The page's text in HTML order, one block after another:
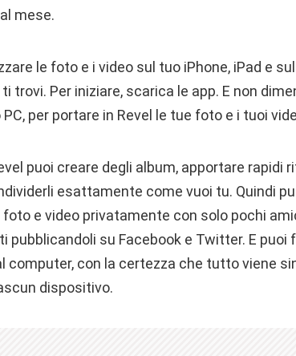
mese.
le foto e i video sul tuo iPhone, iPad e
trovi. Per iniziare, scarica le app. E non
per portare in Revel le tue foto e i tuoi
puoi creare degli album, apportare rapidi
esattamente come vuoi tu. Quindi
e video privatamente con solo pochi
pubblicandoli su Facebook e Twitter. E
computer, con la certezza che tutto viene
dispositivo.